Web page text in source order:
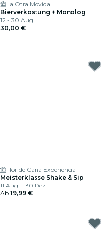
La Otra Movida
Bierverkostung + Monolog
12 - 30 Aug.
30,00 €
Flor de Caña Experiencia
Meisterklasse Shake & Sip
11 Aug. - 30 Dez.
Ab 19,99 €